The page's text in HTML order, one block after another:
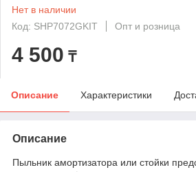
Нет в наличии
Код: SHP7072GKIT
Опт и розница
4 500 ₸
Описание Характеристики
Описание
Пыльник амортизатора или стойки